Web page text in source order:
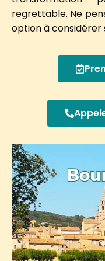
regrettable. Ne
option à considérer